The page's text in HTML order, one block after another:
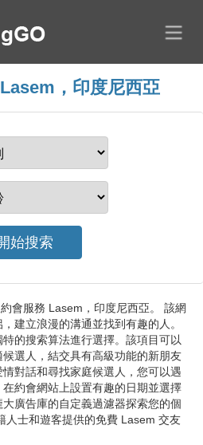
，印度尼西亞
會服務 Lasem，印度尼西亞。 該網
建立浪漫的溝通並找到有趣的人。
的搜索算法進行選擇。該項目可以
選人，結交具有高級功能的新朋友
對話和尋找家庭候選人，您可以遇
約會網站上設置有趣的日期並選擇
廣告庫的自定義過濾器探索您的個
人士和遊客提供的免費 Lasem 交友